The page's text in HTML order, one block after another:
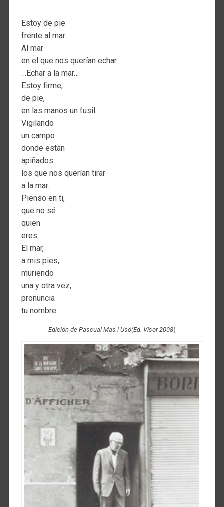
Estoy de pie
frente al mar.
Al mar
en el que nos querían echar.
…Echar a la mar…
Estoy firme,
de pie,
en las manos un fusil.
Vigilando
un campo
donde están
apiñados
los que nos querían tirar
a la mar.
Pienso en ti,
que no sé
quien
eres.
El mar,
a mis pies,
muriendo
una y otra vez,
pronuncia
tu nombre.
Edición de Pascual Mas i Usó(Ed. Visor 2008)